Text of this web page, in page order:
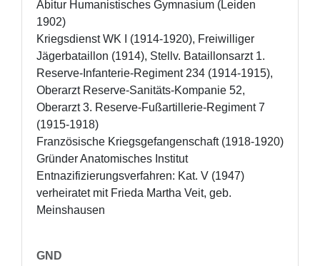
Abitur Humanistisches Gymnasium (Leiden
1902)
Kriegsdienst WK I (1914-1920), Freiwilliger
Jägerbataillon (1914), Stellv. Bataillonsarzt 1.
Reserve-Infanterie-Regiment 234 (1914-1915),
Oberarzt Reserve-Sanitäts-Kompanie 52,
Oberarzt 3. Reserve-Fußartillerie-Regiment 7
(1915-1918)
Französische Kriegsgefangenschaft (1918-1920)
Gründer Anatomisches Institut
Entnazifizierungsverfahren: Kat. V (1947)
verheiratet mit Frieda Martha Veit, geb.
Meinshausen
GND